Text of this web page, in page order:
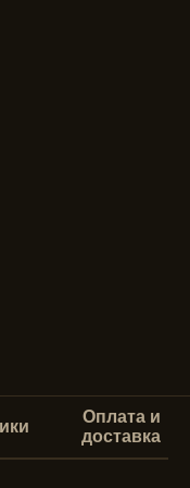
Оплата и
доставка